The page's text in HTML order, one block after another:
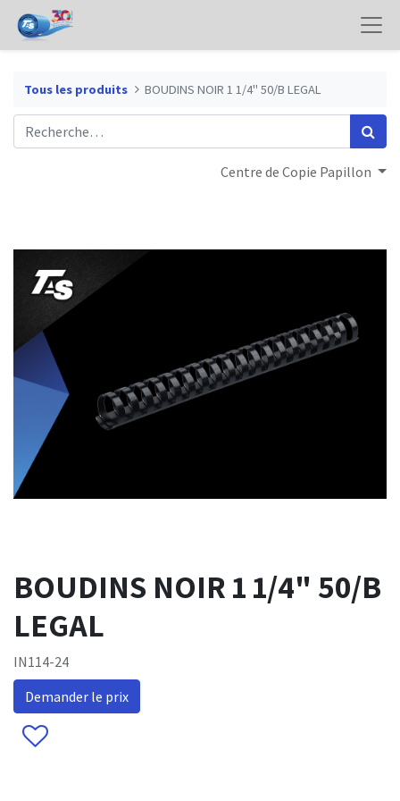
Tous les produits BOUDINS NOIR 1 1/4" 50/B LEGAL
Centre de Copie Papillon
BOUDINS NOIR 1 1/4" 50/B
LEGAL
IN114-24
Demander le prix